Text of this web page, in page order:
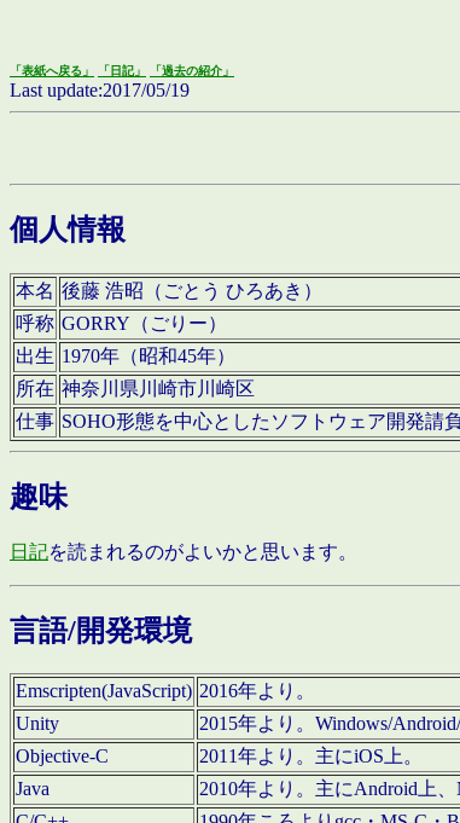
「表紙へ戻る」 「日記」 「過去の紹介」
Last update:2017/05/19
個人情報
本名 後藤 浩昭（ごとう ひろあき）
呼称 GORRY（ごりー）
出生 1970年（昭和45年）
所在 神奈川県川崎市川崎区
仕事 SOHO形態を中心としたソフトウェア開発請
趣味
日記を読まれるのがよいかと思います。
言語/開発環境
Emscripten(JavaScript) 2016年より。
Unity
2015年より。Windows/
Objective-C
2011年より。主にiOS上。
Java
2010年より。主にAndroid上、